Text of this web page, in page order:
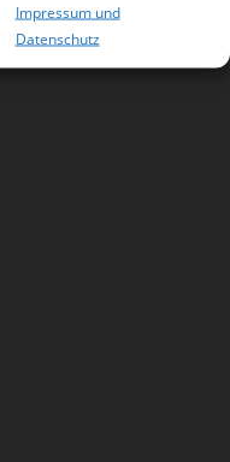
Impressum und
Datenschutz